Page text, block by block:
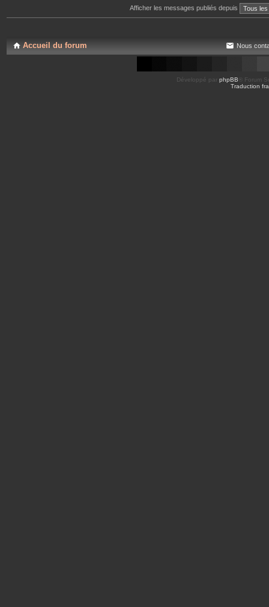
Afficher les messages publiés depuis
Accueil du forum Nous
Développé par phpBB ® Forum
Traduction